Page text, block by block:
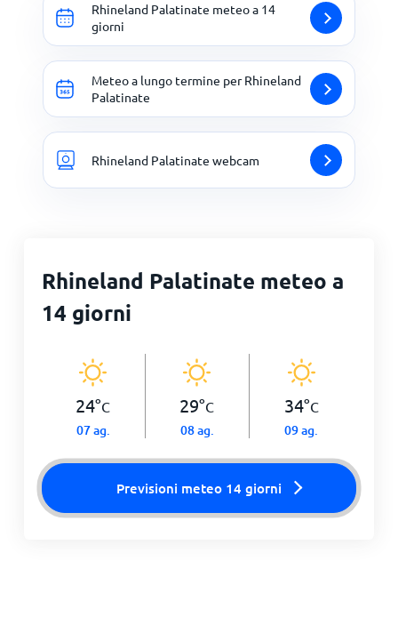
Rhineland Palatinate meteo a 14
giorni
Meteo a lungo termine per Rhineland
Palatinate
Rhineland Palatinate webcam
Rhineland Palatinate meteo a
14 giorni
24°C
07 ag.
29°C
08 ag.
34°C
09 ag.
Previsioni meteo 14 giorni